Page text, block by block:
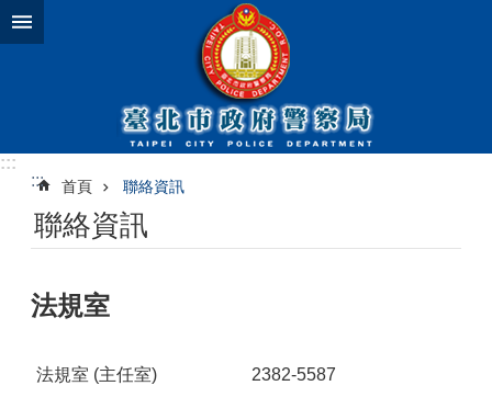
跳到主要內容區塊
:::
:::
首頁 聯絡資訊
聯絡資訊
法規室
法規室 (主任室) 2382-5587